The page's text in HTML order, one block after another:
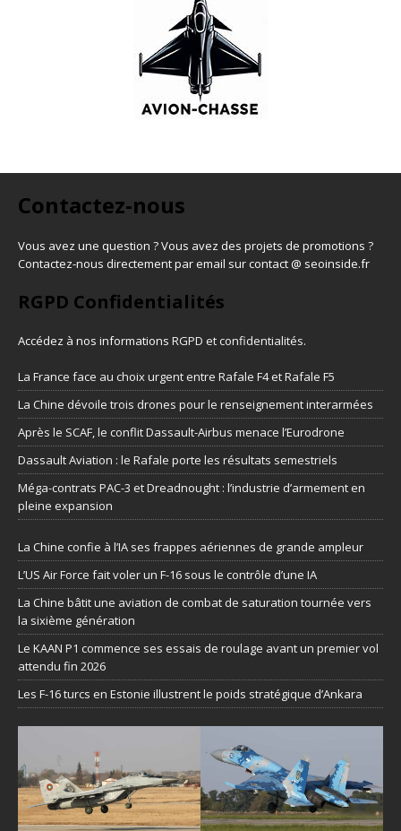
Contactez-nous
Vous avez une question ? Vous avez des projets de promotions ?
Contactez-nous directement par email sur contact @ seoinside.fr
RGPD Confidentialités
Accédez à nos informations RGPD et confidentialités.
La France face au choix urgent entre Rafale F4 et Rafale F5
La Chine dévoile trois drones pour le renseignement interarmées
Après le SCAF, le conflit Dassault-Airbus menace l’Eurodrone
Dassault Aviation : le Rafale porte les résultats semestriels
Méga-contrats PAC-3 et Dreadnought : l’industrie d’armement en
pleine expansion
La Chine confie à l’IA ses frappes aériennes de grande ampleur
L’US Air Force fait voler un F-16 sous le contrôle d’une IA
La Chine bâtit une aviation de combat de saturation tournée vers
la sixième génération
Le KAAN P1 commence ses essais de roulage avant un premier vol
attendu fin 2026
Les F-16 turcs en Estonie illustrent le poids stratégique d’Ankara